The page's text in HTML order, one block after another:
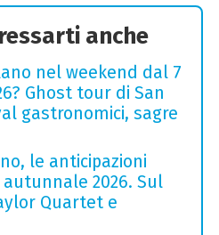
anche
nel weekend dal 7
Ghost tour di San
gastronomici, sagre
le anticipazioni
2026. Sul
Quartet e